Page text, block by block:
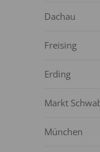
Dachau
Freising
Erding
Markt
München